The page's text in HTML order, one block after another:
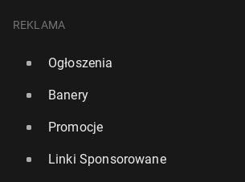
REKLAMA
Ogłoszenia
Banery
Promocje
Linki Sponsorowane